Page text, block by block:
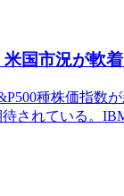
国市況が軟
種株価指
されている。